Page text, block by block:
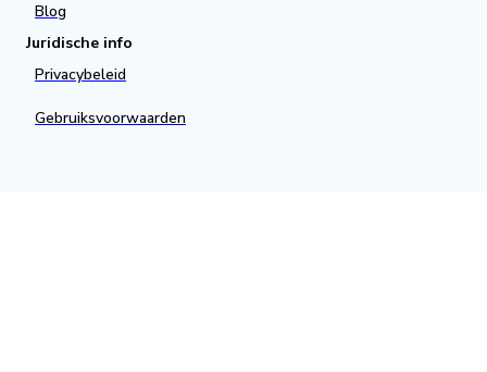
Blog
Juridische info
Privacybeleid
Gebruiksvoorwaarden